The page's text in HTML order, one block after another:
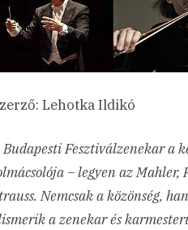
Lehotka Ildikó
Budapesti Fesztiválzenekar a
– legyen az
Nemcsak a közönség,
a zenekar és